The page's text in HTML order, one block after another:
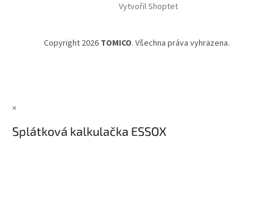
Vytvořil Shoptet
Copyright 2026 TOMICO. Všechna práva vyhrazena.
×
Splátková kalkulačka ESSOX